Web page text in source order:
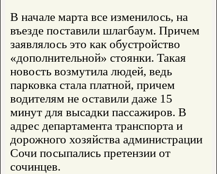
В начале марта все изменилось, на
въезде поставили шлагбаум. Причем
заявлялось это как обустройство
«дополнительной» стоянки. Такая
новость возмутила людей, ведь
парковка стала платной, причем
водителям не оставили даже 15
минут для высадки пассажиров. В
адрес департамента транспорта и
дорожного хозяйства администрации
Сочи посыпались претензии от
сочинцев.